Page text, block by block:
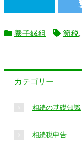
養子縁組 節税,
カテゴリー
相続の基礎知識
相続税申告